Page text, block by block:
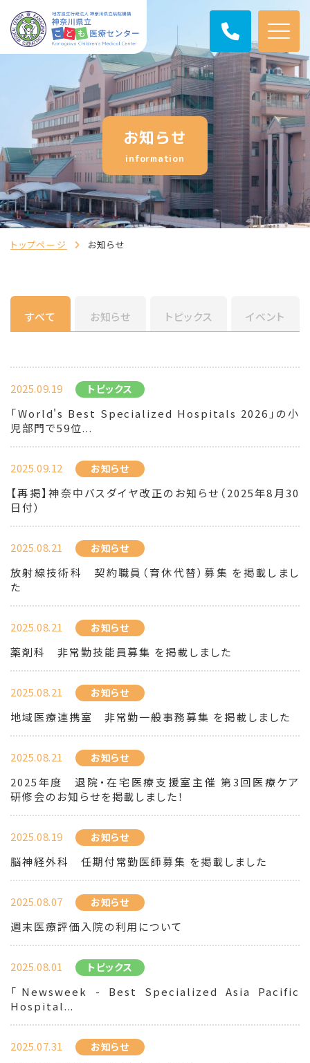
お知らせ
information
トップページ お知らせ
すべて お知らせ トピックス イベント
2025.09.19 トピックス
「World's Best Specialized Hospitals 2026」の小
児部門で59位...
2025.09.12 お知らせ
【再掲】神奈中バスダイヤ改正のお知らせ（2025年8月30
日付）
2025.08.21 お知らせ
放射線技術科 契約職員（育休代替）募集 を掲載しまし
た
2025.08.21 お知らせ
薬剤科 非常勤技能員募集 を掲載しました
2025.08.21 お知らせ
地域医療連携室 非常勤一般事務募集 を掲載しました
2025.08.21 お知らせ
2025年度 退院・在宅医療支援室主催 第3回医療ケア
研修会のお知らせを掲載しました！
2025.08.19 お知らせ
脳神経外科 任期付常勤医師募集 を掲載しました
2025.08.07 お知らせ
週末医療評価入院の利用について
2025.08.01 トピックス
「Newsweek - Best Specialized Asia Pacific
Hospital...
2025.07.31 お知らせ